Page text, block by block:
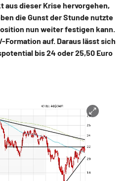
aus dieser Krise hervorgehen,
die Gunst der Stunde nutzte
nun weiter festigen kann.
Formation auf. Daraus lässt sich
bis 24 oder 25,50 Euro